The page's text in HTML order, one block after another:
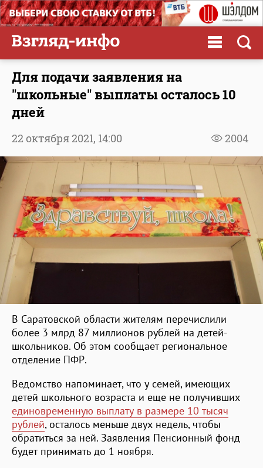
Для подачи заявления на
"школьные" выплаты осталось 10
дней
2004
22 октября 2021, 14:00
В Саратовской области жителям перечислили
более 3 млрд 87 миллионов рублей на детей-
школьников. Об этом сообщает региональное
отделение ПФР.
Ведомство напоминает, что у семей, имеющих
детей школьного возраста и еще не получивших
единовременную выплату в размере 10 тысяч
рублей, осталось меньше двух недель, чтобы
обратиться за ней. Заявления Пенсионный фонд
будет принимать до 1 ноября.